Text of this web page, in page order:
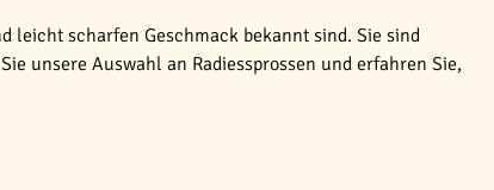
leicht scharfen Geschmack bekannt sind. Sie sind
unsere Auswahl an Radiessprossen und erfahren Sie,